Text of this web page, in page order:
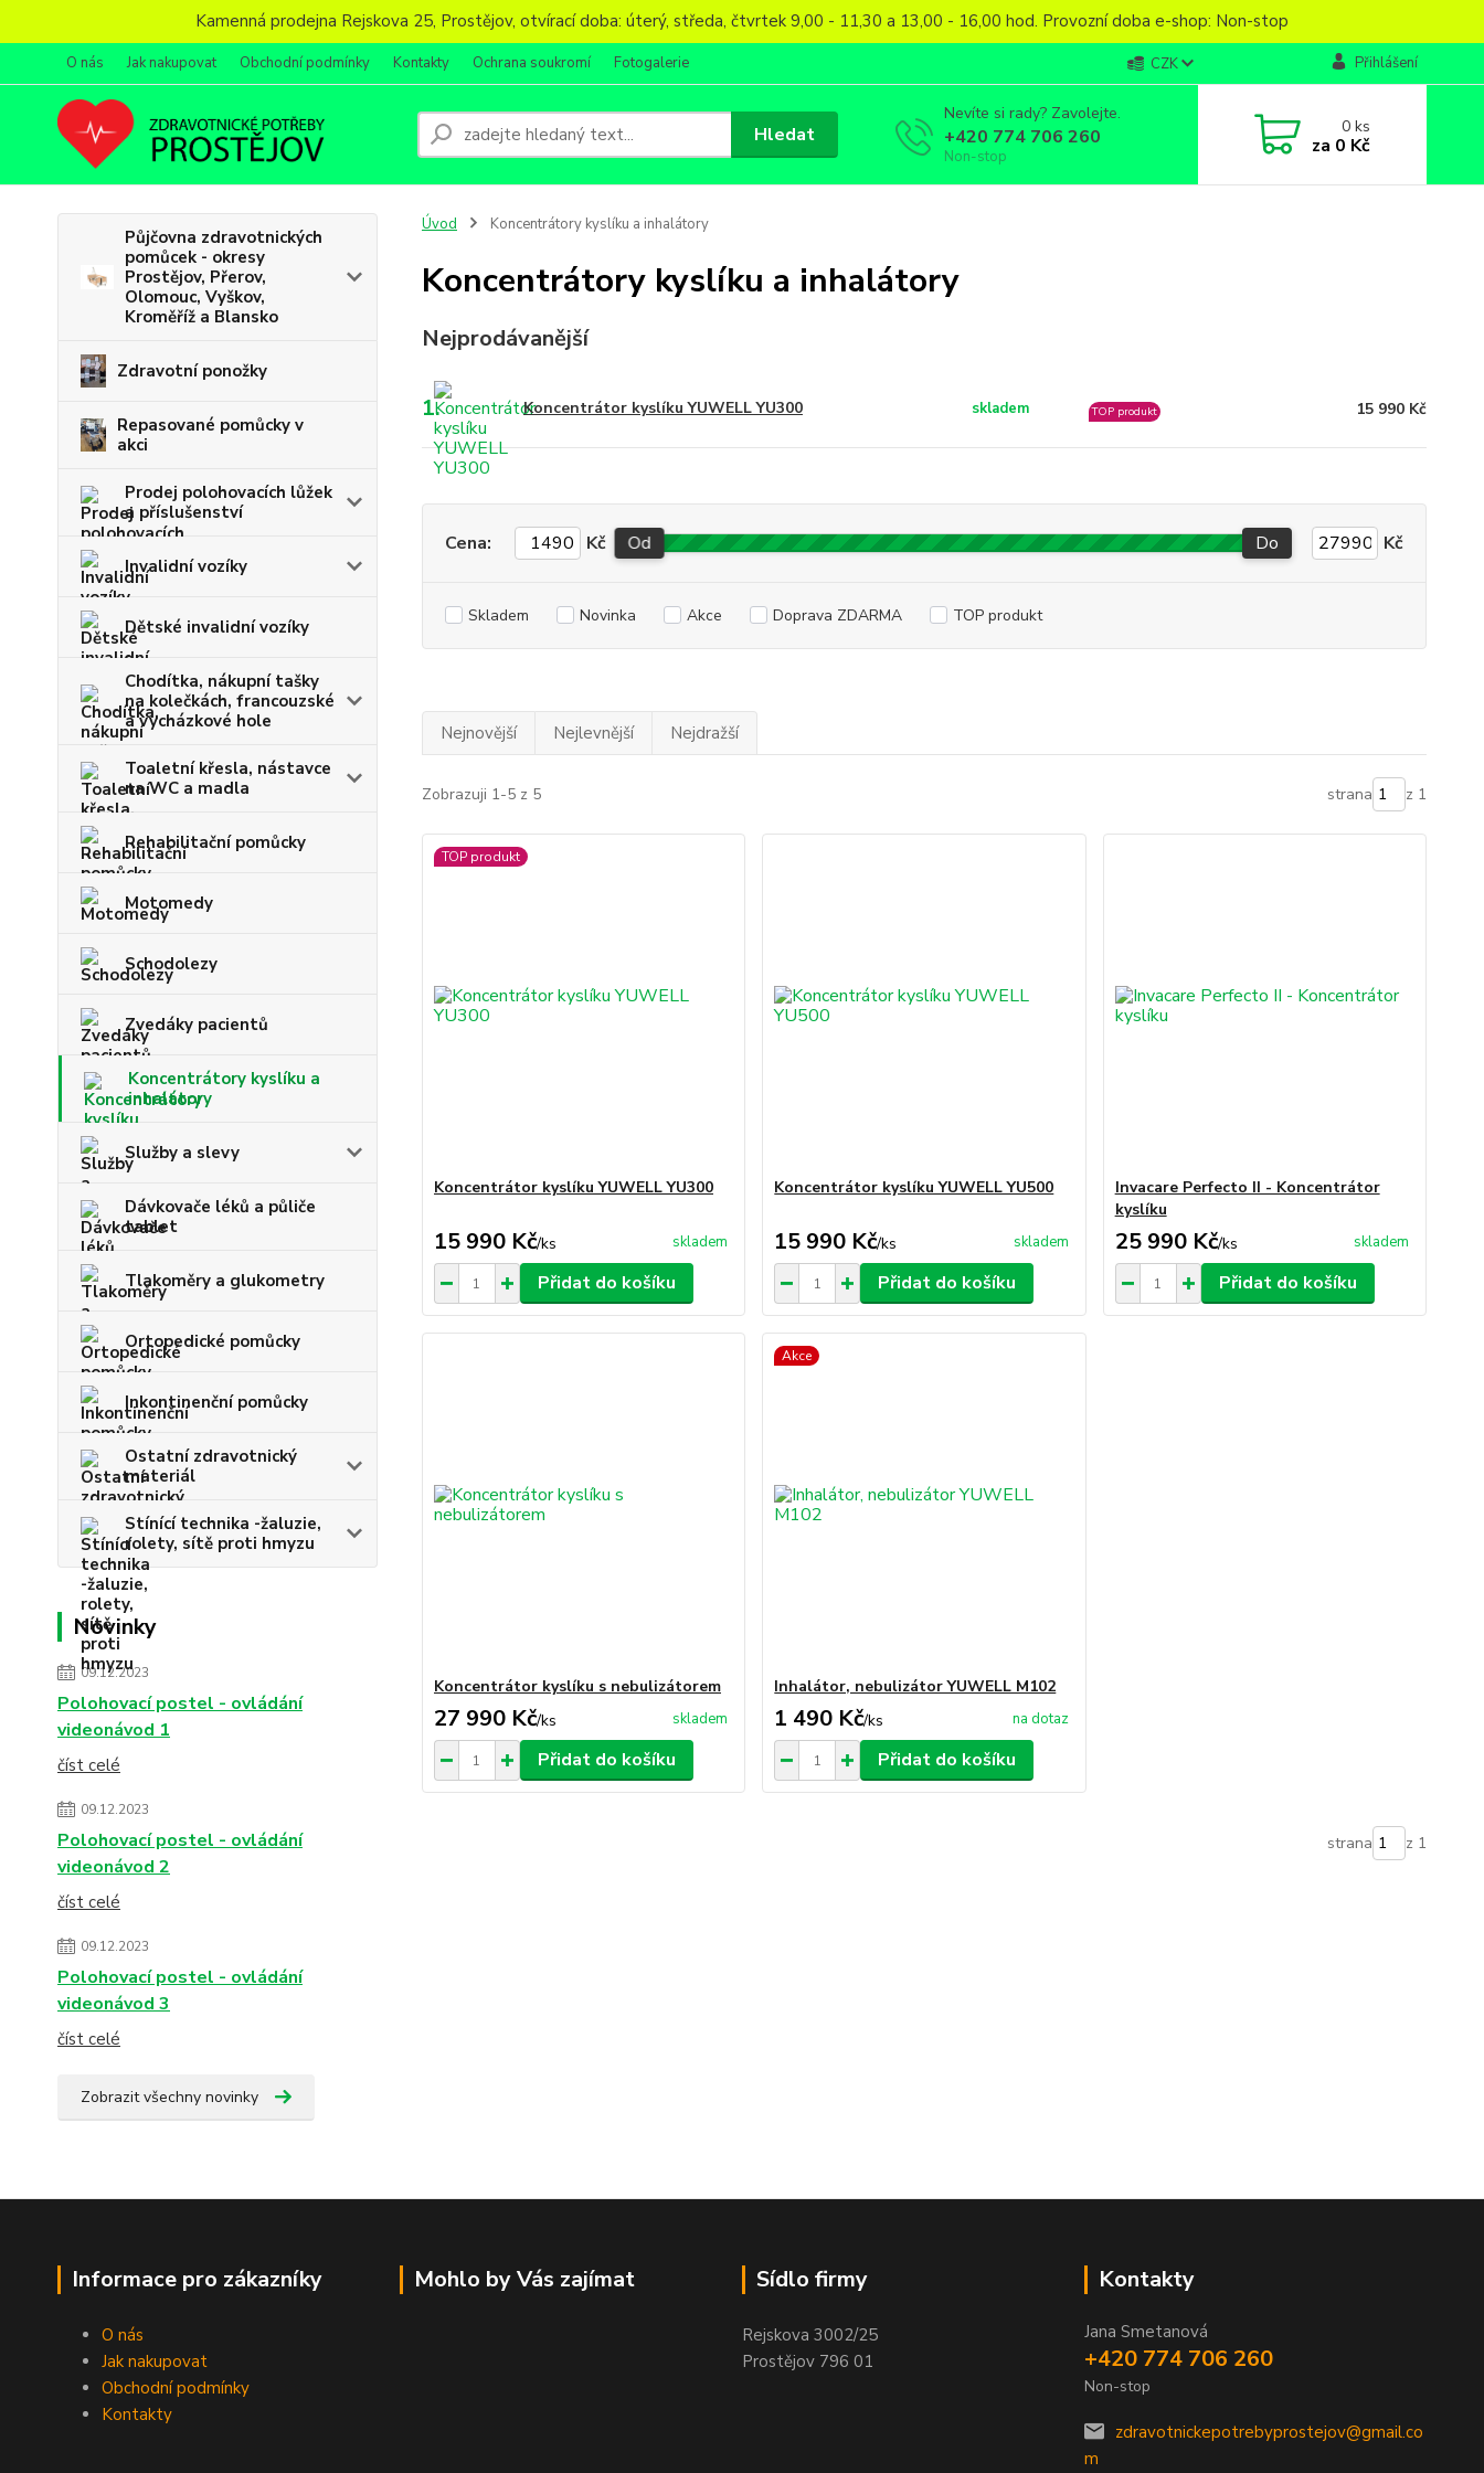
Kamenná prodejna Rejskova 25, Prostějov, otvírací doba: úterý, středa, čtvrtek 9,00 - 11,30 a 13,00 - 16,00 hod. Provozní doba e-shop: Non-stop
O nás Jak nakupovat Obchodní podmínky Kontakty Ochrana soukromí Fotogalerie CZK Přihlášení
Hledat
Nevíte si rady? Zavolejte.
+420 774 706 260
Non-stop
0ks
za 0 Kč
Půjčovna zdravotnických
pomůcek - okresy
Prostějov, Přerov,
Olomouc, Vyškov,
Kroměříž a Blansko
Zdravotní ponožky
Repasované pomůcky v
akci
Prodej polohovacích lůžek
a příslušenství
Invalidní vozíky
Dětské invalidní vozíky
Chodítka, nákupní tašky
na kolečkách, francouzské
a vycházkové hole
Toaletní křesla, nástavce
na WC a madla
Rehabilitační pomůcky
Motomedy
Schodolezy
Zvedáky pacientů
Koncentrátory kyslíku a
inhalátory
Služby a slevy
Dávkovače léků a půliče
tablet
Tlakoměry a glukometry
Ortopedické pomůcky
Inkontinenční pomůcky
Ostatní zdravotnický
materiál
Stínící technika -žaluzie,
rolety, sítě proti hmyzu
Novinky
09.12.2023
Polohovací postel - ovládání
videonávod 1
číst celé
09.12.2023
Polohovací postel - ovládání
videonávod 2
číst celé
09.12.2023
Polohovací postel - ovládání
videonávod 3
číst celé
Zobrazit všechny novinky
Úvod Koncentrátory kyslíku a inhalátory
Koncentrátory kyslíku a inhalátory
Nejprodávanější
1. Koncentrátor kyslíku YUWELL YU300 skladem TOP produkt 15 990 Kč
Cena: Kč Od Do Kč
Skladem Novinka Akce Doprava ZDARMA TOP produkt
Nejnovější Nejlevnější Nejdražší
Zobrazuji 1-5 z 5 strana z 1
TOP produkt
Koncentrátor kyslíku YUWELL YU300
15 990 Kč/ks skladem
Přidat do košíku
Koncentrátor kyslíku YUWELL YU500
15 990 Kč/ks skladem
Přidat do košíku
Invacare Perfecto II - Koncentrátor
kyslíku
25 990 Kč/ks skladem
Přidat do košíku
Koncentrátor kyslíku s nebulizátorem
27 990 Kč/ks skladem
Přidat do košíku
Akce
Inhalátor, nebulizátor YUWELL M102
1 490 Kč/ks na dotaz
Přidat do košíku
strana z 1
Informace pro zákazníky
O nás
Jak nakupovat
Obchodní podmínky
Kontakty
Mohlo by Vás zajímat Sídlo firmy
Rejskova 3002/25
Prostějov 796 01
Kontakty
Jana Smetanová
+420 774 706 260
Non-stop
zdravotnickepotrebyprostejov@gmail.co
m